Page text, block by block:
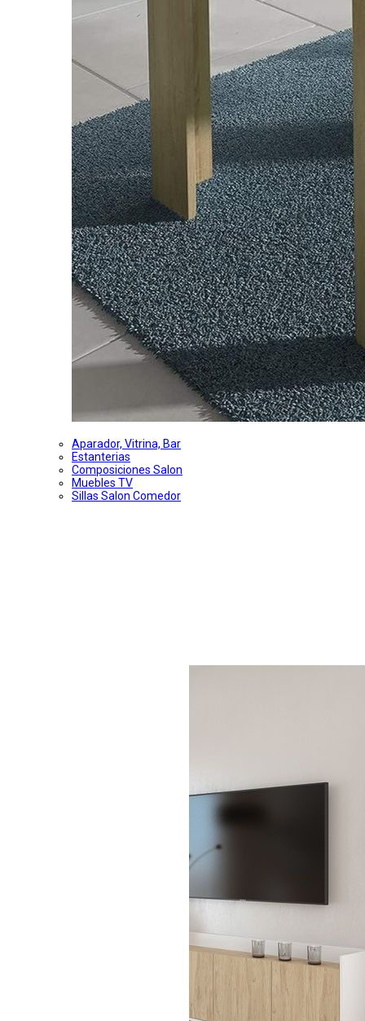
Aparador, Vitrina, Bar
Estanterias
Composiciones Salon
Muebles TV
Sillas Salon Comedor